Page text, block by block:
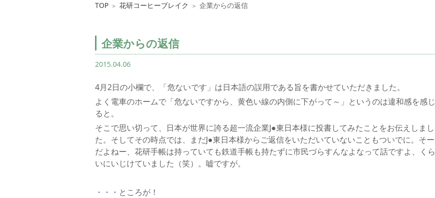
TOP ＞ 花研コーヒーブレイク ＞ 企業からの返信
企業からの返信
2015.04.06
4月2日の小欄で、「危ないです」は日本語の誤用である旨を書かせていただきました。
よく電車のホームで「危ないですから、黄色い線の内側に下がって～」というのは違和感を感じ
ると。
そこで思い切って、日本が世界に誇る超一流企業J●東日本様に投書してみたことをお伝えしまし
た。そしてその時点では、まだJ●東日本様からご返信をいただいていないこともついでに。そー
だよねー、花研手帳は持っていても鉄道手帳も持たずに市民づらすんなよなって話ですよ、くら
いにいじけていました（笑）。嘘ですが。
・・・ところが！